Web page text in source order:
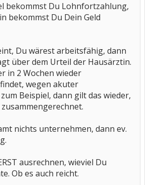
bekommst Du Lohnfortzahlung,
bekommst Du Dein Geld
Du wärest arbeitsfähig, dann
über dem Urteil der Hausärztin.
in 2 Wochen wieder
wegen akuter
Beispiel, dann gilt das wieder,
nichts unternehmen, dann ev.
ausrechnen, wieviel Du
Ob es auch reicht.